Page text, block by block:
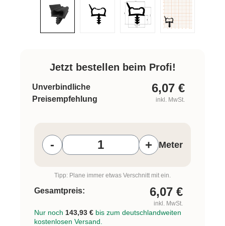
Jetzt bestellen beim Profi!
Unverbindliche
Preisempfehlung
6,07 €
inkl. MwSt.
- + Meter
Tipp: Plane immer etwas Verschnitt mit ein.
Gesamtpreis: 6,07 €
inkl. MwSt.
Nur noch 143,93 € bis zum deutschlandweiten
kostenlosen Versand.